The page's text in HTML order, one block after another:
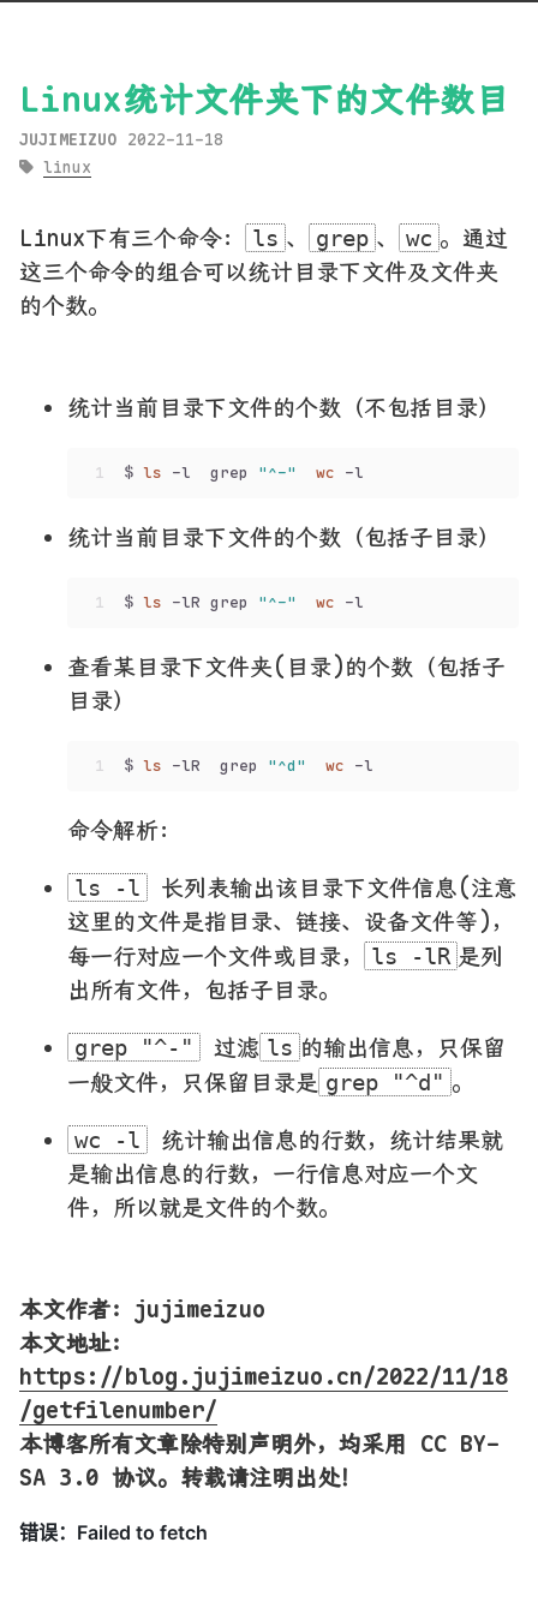
Linux统计文件夹下的文件数目
JUJIMEIZUO 2022-11-18
linux
Linux下有三个命令： ls 、 grep 、 wc 。通过
这三个命令的组合可以统计目录下文件及文件夹
的个数。
统计当前目录下文件的个数（不包括目录）
1 $ ls -l  grep "^-" wc -l
统计当前目录下文件的个数（包括子目录）
1 $ ls -lR grep "^-" wc -l
查看某目录下文件夹(目录)的个数（包括子
目录）
1 $ ls -lR  grep "^d" wc -l
命令解析：
ls -l
长列表输出该目录下文件信息(注意
这里的文件是指目录、链接、设备文件等)，
每一行对应一个文件或目录，
ls -lR 是列
出所有文件，包括子目录。
grep "^-" 过滤 ls 的输出信息，只保留
一般文件，只保留目录是 grep "^d" 。
wc -l
统计输出信息的行数，统计结果就
是输出信息的行数，一行信息对应一个文
件，所以就是文件的个数。
本文作者：jujimeizuo
本文地址：
https://blog.jujimeizuo.cn/2022/11/18
/getfilenumber/
本博客所有文章除特别声明外，均采用 CC BY-
SA 3.0 协议。转载请注明出处！